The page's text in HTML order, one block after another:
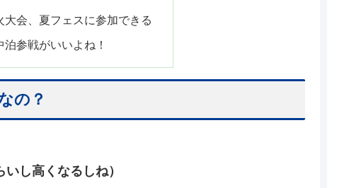
会、夏フェスに参加できる
参戦がいいよね！
の？
し高くなるしね）